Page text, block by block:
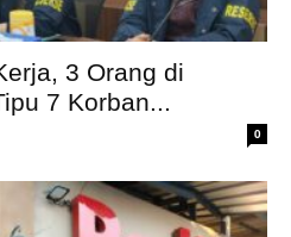
3 Orang di
7 Korban...
0